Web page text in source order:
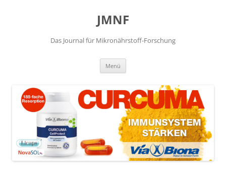
JMNF
Das Journal für Mikronährstoff-Forschung
Menü